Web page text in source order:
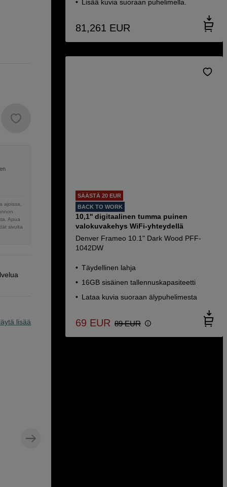
ajoissa,
Apua
sivulta
lisää
Lisää kuvia suoraan puhelimella.
81,261 EUR
SÄÄSTÄ 20 EUR
BACK TO WORK
10,1'' digitaalinen tumma puinen
valokuvakehys WiFi-yhteydellä
Denver Frameo 10.1" Dark Wood PFF-
1042DW
Täydellinen lahja
16GB sisäinen tallennuskapasiteetti
Lataa kuvia suoraan älypuhelimesta
69 EUR 89 EUR